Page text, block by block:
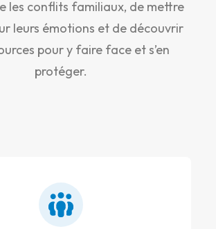
les conflits familiaux, de mettre
leurs émotions et de découvrir
pour y faire face et s’en
protéger.